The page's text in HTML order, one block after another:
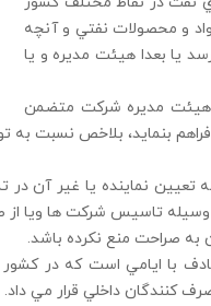
و محصولات نفتي و آنچه
يا بعدا هيئت مديره و يا
مديره شركت متضمن
بنمايد، بلاخص نسبت به
نماينده يا غير آن در
وسيله تاسيس شركت ها ويا
به صراحت منع نكرده باشد.
با ايامي است كه در كشور
كنندگان داخلي قرار مي داد.